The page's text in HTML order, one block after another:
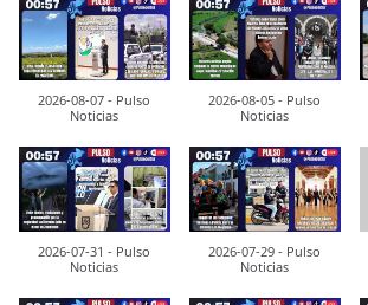
2026-08-07 - Pulso
Noticias
2026-08-05 - Pulso
Noticias
2026-07-31 - Pulso
Noticias
2026-07-29 - Pulso
Noticias